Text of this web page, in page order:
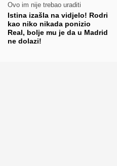
Ovo im nije trebao uraditi
Istina izašla na vidjelo! Rodri
kao niko nikada ponizio
Real, bolje mu je da u Madrid
ne dolazi!